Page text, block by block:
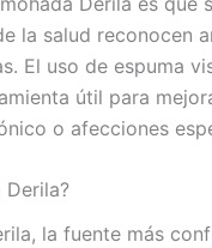
la salud reconocen
El uso de espuma
útil para
o afecciones
Derila?
la fuente más